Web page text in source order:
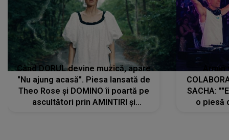
Când DORUL devine muzică, apare
"Nu ajung acasă". Piesa lansată de
Theo Rose și DOMINO îi poartă pe
ascultători prin AMINTIRI și
SACHA:
o piesă